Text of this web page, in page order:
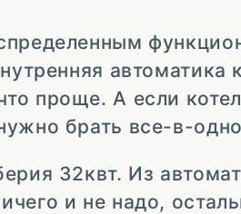
автоматика
проще. А если
брать все-в-
32квт. Из
и не надо,